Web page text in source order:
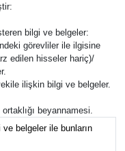
bilgi ve belgeler:
görevliler ile ilgisine
edilen hisseler hariç)/
ilişkin bilgi ve belgeler.
beyannamesi.
belgeler ile bunların